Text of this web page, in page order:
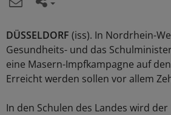
DÜSSELDORF (iss). In Nordrhein-
Gesundheits- und das
eine Masern-Impfkampagne auf
Erreicht werden sollen vor allem
In den Schulen des Landes wird